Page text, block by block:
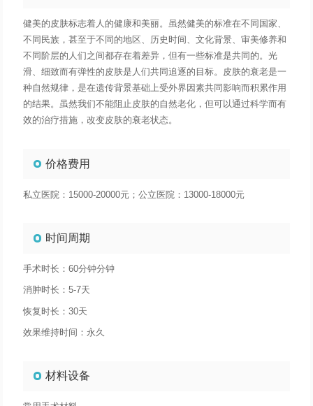
健美的皮肤标志着人的健康和美丽。虽然健美的标准在不同国家、
不同民族，甚至于不同的地区、历史时间、文化背景、审美修养和
不同阶层的人们之间都存在着差异，但有一些标准是共同的。光
滑、细致而有弹性的皮肤是人们共同追逐的目标。皮肤的衰老是一
种自然规律，是在遗传背景基础上受外界因素共同影响而积累作用
的结果。虽然我们不能阻止皮肤的自然老化，但可以通过科学而有
效的治疗措施，改变皮肤的衰老状态。
价格费用
私立医院：15000-20000元；公立医院：13000-18000元
时间周期
手术时长：60分钟分钟
消肿时长：5-7天
恢复时长：30天
效果维持时间：永久
材料设备